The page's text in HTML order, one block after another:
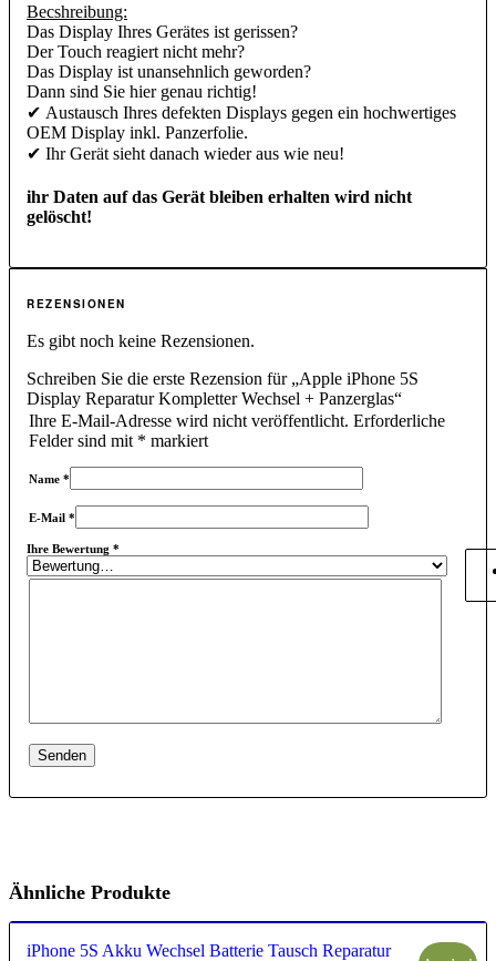
Becshreibung:
Das Display Ihres Gerätes ist gerissen?
Der Touch reagiert nicht mehr?
Das Display ist unansehnlich geworden?
Dann sind Sie hier genau richtig!
✔ Austausch Ihres defekten Displays gegen ein hochwertiges
OEM Display inkl. Panzerfolie.
✔ Ihr Gerät sieht danach wieder aus wie neu!
ihr Daten auf das Gerät bleiben erhalten wird nicht
gelöscht!
REZENSIONEN
Es gibt noch keine Rezensionen.
Schreiben Sie die erste Rezension für „Apple iPhone 5S
Display Reparatur Kompletter Wechsel + Panzerglas“
Ihre E-Mail-Adresse wird nicht veröffentlicht. Erforderliche
Felder sind mit * markiert
Name *
E-Mail *
Ihre Bewertung *
Ähnliche Produkte
iPhone 5S Akku Wechsel Batterie Tausch Reparatur